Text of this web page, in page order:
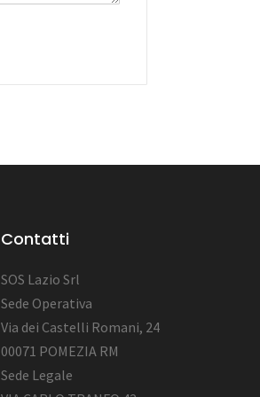
Contatti
SOS Lazio Srl
Sede Operativa
Via dei Castelli Romani, 24
00071 POMEZIA RM
Sede Legale